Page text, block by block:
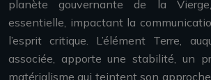
planète gouvernante de la
essentielle, impactant la
l’esprit critique. L’élément Terre,
associée, apporte une stabilité, un
matérialisme qui teintent son